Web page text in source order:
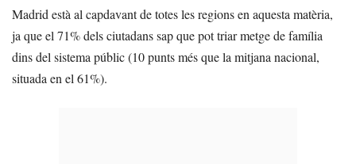
Madrid està al capdavant de totes les regions en aquesta matèria,
ja que el 71% dels ciutadans sap que pot triar metge de família
dins del sistema públic (10 punts més que la mitjana nacional,
situada en el 61%).